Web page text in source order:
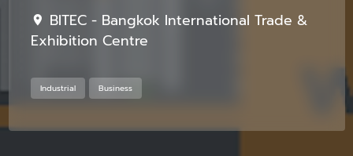
BITEC - Bangkok International Trade &
Exhibition Centre
Industrial Business